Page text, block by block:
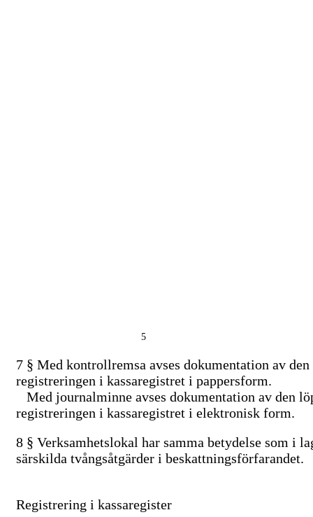
5
7 § Med kontrollremsa avses dokumentation av
registreringen i kassaregistret i pappersform.
Med journalminne avses dokumentation av den
registreringen i kassaregistret i elektronisk form.
8 § Verksamhetslokal har samma betydelse som i
särskilda tvångsåtgärder i beskattningsförfarandet.
Registrering i kassaregister